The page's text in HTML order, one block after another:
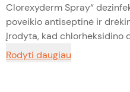
Clorexyderm Spray“
poveikio antiseptinė ir
Įrodyta, kad chlorheksidino
Rodyti daugiau